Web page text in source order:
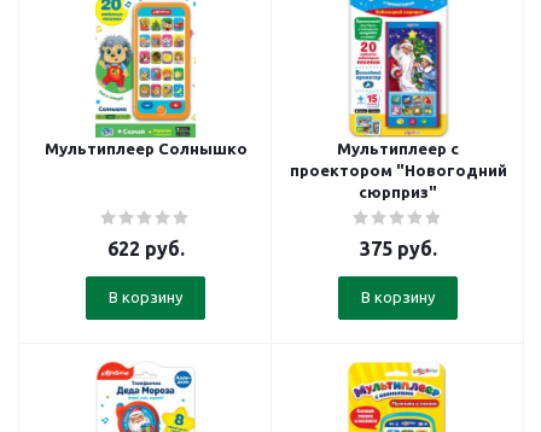
Мультиплеер Солнышко
622 руб.
В корзину
Мультиплеер с
проектором "Новогодний
сюрприз"
375руб.
В корзину